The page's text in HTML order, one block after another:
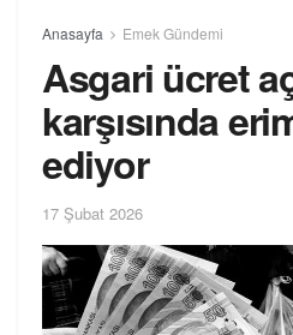
Anasayfa Emek Gündemi
Asgari ücret
karşısında
ediyor
17 Şubat 2026